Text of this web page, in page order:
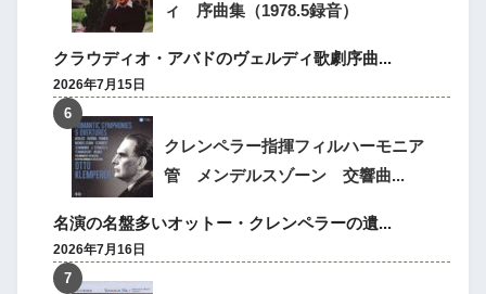
ィ 序曲集（1978.5録音）
クラウディオ・アバドのヴェルディ歌劇序曲...
2026年7月15日
クレンペラー指揮フィルハーモニア
管 メンデルスゾーン 交響曲...
名演の名盤多いオットー・クレンペラーの遺...
2026年7月16日